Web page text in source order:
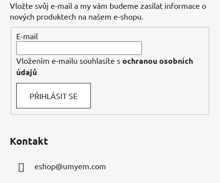
Vložte svůj e-mail a my vám budeme zasílat informace o
nových produktech na našem e-shopu.
E-mail
Vložením e-mailu souhlasíte s ochranou osobních
údajů
PŘIHLÁSIT SE
Kontakt
eshop@umyem.com